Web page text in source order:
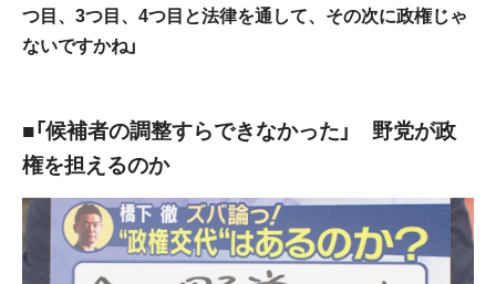
つ目、3つ目、4つ目と法律を通して、その次に政権じゃ
ないですかね」
■「候補者の調整すらできなかった」 野党が政
権を担えるのか